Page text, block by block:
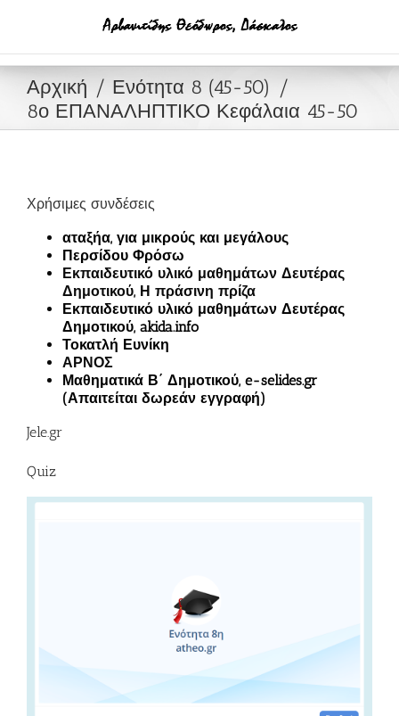
Αρχική
Ενότητα 8 (45-50)
8ο ΕΠΑΝΑΛΗΠΤΙΚΟ Κεφάλαια 45-50
Χρήσιμες συνδέσεις
αταξήα, για μικρούς και μεγάλους
Περσίδου Φρόσω
Εκπαιδευτικό υλικό μαθημάτων Δευτέρας
Δημοτικού, Η πράσινη πρίζα
Εκπαιδευτικό υλικό μαθημάτων Δευτέρας
Δημοτικού, akida.info
Τοκατλή Ευνίκη
ΑΡΝΟΣ
Μαθηματικά Β΄ Δημοτικού, e-selides.gr
(Απαιτείται δωρεάν εγγραφή)
Jele.gr
Quiz